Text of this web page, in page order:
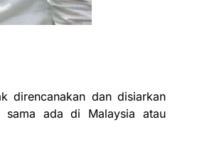
direncanakan dan disiarkan
ada di Malaysia atau